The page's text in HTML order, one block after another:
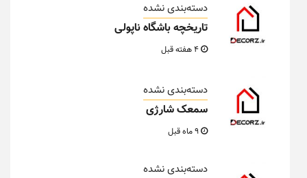
دسته‌بندی نشده
تاریخچه باشگاه ناپولی
دسته‌بندی نشده
سمعک شارژی
دسته‌بندی نشده